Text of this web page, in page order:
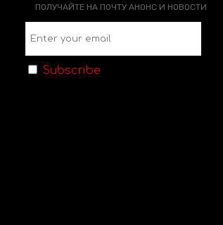
ПОЛУЧАЙТЕ НА ПОЧТУ АНОНС И НОВОСТИ
Subscribe